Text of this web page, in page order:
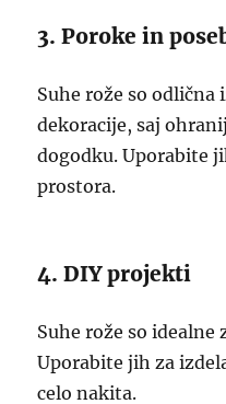
3. Poroke in
Suhe rože so odlična
dekoracije, saj
dogodku. Uporabite
prostora.
4. DIY projekti
Suhe rože so idealne
Uporabite jih za
celo nakita.